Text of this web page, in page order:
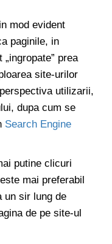
mod evident
paginile, in
prea
site-urilor
utilizarii,
dupa cum se
Search Engine
putine clicuri
mai preferabil
un sir lung de
de pe site-ul